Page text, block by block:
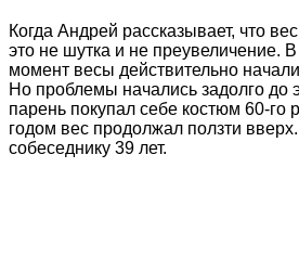
Когда Андрей рассказывает, что
это не шутка и не преувеличение.
момент весы действительно
Но проблемы начались задолго до
парень покупал себе костюм 60-
годом вес продолжал ползти
собеседнику 39 лет.